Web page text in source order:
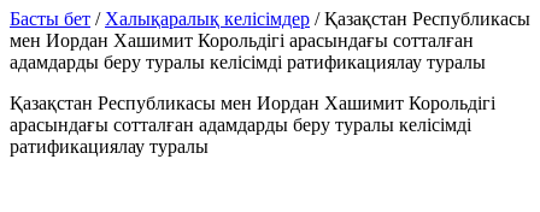
Басты бет / Халықаралық келісімдер /Қазақстан Республикасы
мен Иордан Хашимит Корольдігі арасындағы сотталған
адамдарды беру туралы келісімді ратификациялау туралы
Қазақстан Республикасы мен Иордан Хашимит Корольдігі
арасындағы сотталған адамдарды беру туралы келісімді
ратификациялау туралы